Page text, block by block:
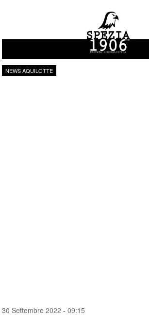
Vai al contenuto
NEWS AQUILOTTE
30 Settembre 2022 - 09:15